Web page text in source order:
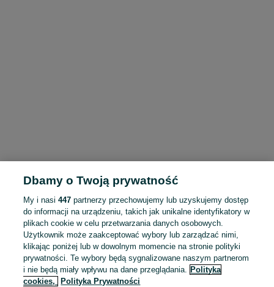
Dbamy o Twoją prywatność
My i nasi447 partnerzy przechowujemy lub uzyskujemy dostęp
do informacji na urządzeniu, takich jak unikalne identyfikatory w
plikach cookie w celu przetwarzania danych osobowych.
Użytkownik może zaakceptować wybory lub zarządzać nimi,
klikając poniżej lub w dowolnym momencie na stronie polityki
prywatności. Te wybory będą sygnalizowane naszym partnerom
i nie będą miały wpływu na dane przeglądania. Polityka
cookies,
Polityka Prywatności